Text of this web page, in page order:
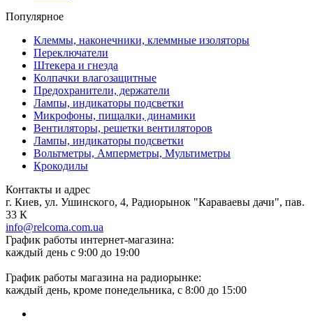
Популярное
Клеммы, наконечники, клеммные изоляторы
Переключатели
Штекера и гнезда
Колпачки влагозащитные
Предохранители, держатели
Лампы, индикаторы подсветки
Микрофоны, пищалки, динамики
Вентиляторы, решетки вентиляторов
Лампы, индикаторы подсветки
Вольтметры, Амперметры, Мультиметры
Крокодилы
Контакты и адрес
г. Киев, ул. Ушинского, 4, Радиорынок "Караваевы дачи", пав.
33 К
info@relcoma.com.ua
График работы интернет-магазина:
каждый день с 9:00 до 19:00
График работы магазина на радиорынке:
каждый день, кроме понедельника, с 8:00 до 15:00